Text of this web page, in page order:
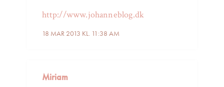
18 MAR 2013 KL. 11:38 AM
http://www.johanneblog.dk
Miriam